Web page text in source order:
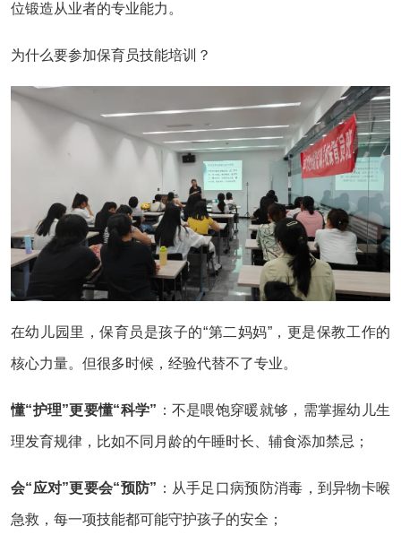
位锻造从业者的专业能力。
为什么要参加保育员技能培训？
在幼儿园里，保育员是孩子的“第二妈妈”，更是保教工作的
核心力量。但很多时候，经验代替不了专业。
懂“护理”更要懂“科学” ：不是喂饱穿暖就够，需掌握幼儿生
理发育规律，比如不同月龄的午睡时长、辅食添加禁忌；
会“应对”更要会“预防” ：从手足口病预防消毒，到异物卡喉
急救，每一项技能都可能守护孩子的安全；